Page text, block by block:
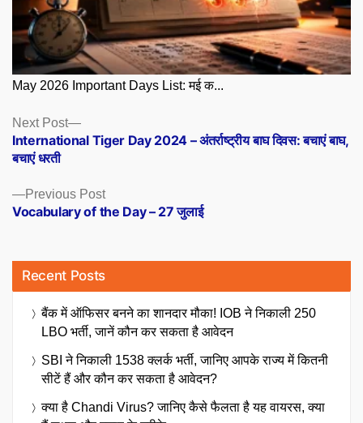
May 2026 Important Days List: मई क...
Posts
navigation
Previous PostPrevious
post:
Vocabulary of the Day – 27 जुलाई
Next Post
Next
post:
International Tiger Day 2024 – अंतर्राष्ट्रीय बाघ दिवस: बचाएं बाघ,
बचाएं धरती
Recent Posts
बैंक में ऑफिसर बनने का शानदार मौका! IOB ने निकाली 250
LBO भर्ती, जानें कौन कर सकता है आवेदन
SBI ने निकाली 1538 क्लर्क भर्ती, जानिए आपके राज्य में कितनी
सीटें हैं और कौन कर सकता है आवेदन?
क्या है Chandi Virus? जानिए कैसे फैलता है यह वायरस, क्या